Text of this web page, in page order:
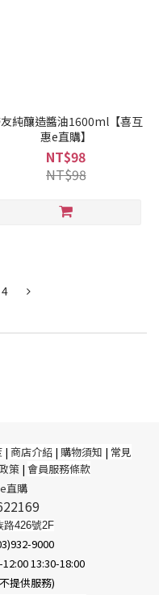
純釀造醬油1600ml【喜互
惠e直購】
NT$98
NT$98
4
| 商店介紹 | 購物須知 | 常見
策 | 會員服務條款
直購
路426號2F
9000
13:30-18:00
提供服務)